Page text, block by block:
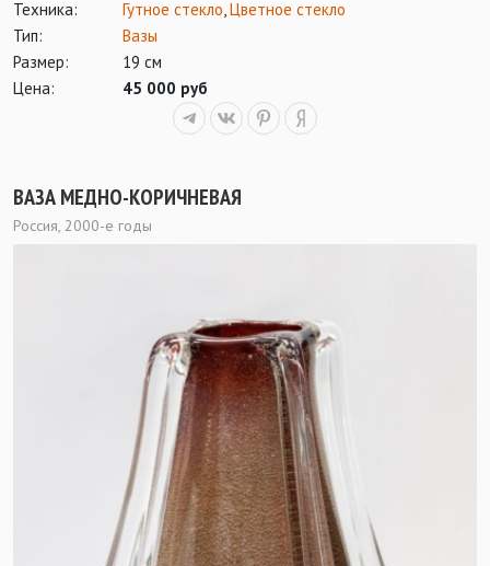
Техника:
Гутное стекло,Цветное стекло
Тип:
Вазы
Размер:
19 см
Цена:
45 000 руб
ВАЗА МЕДНО-КОРИЧНЕВАЯ
Россия, 2000-е годы